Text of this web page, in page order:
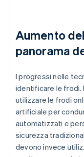
Aumento
panorama
I progressi nelle
identificare le frodi.
utilizzare le frodi
artificiale per
automatizzati e
sicurezza
devono invece